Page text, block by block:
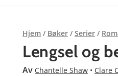
Hjem Bøker Serier
Lengsel og
Av Chantelle Shaw Clare